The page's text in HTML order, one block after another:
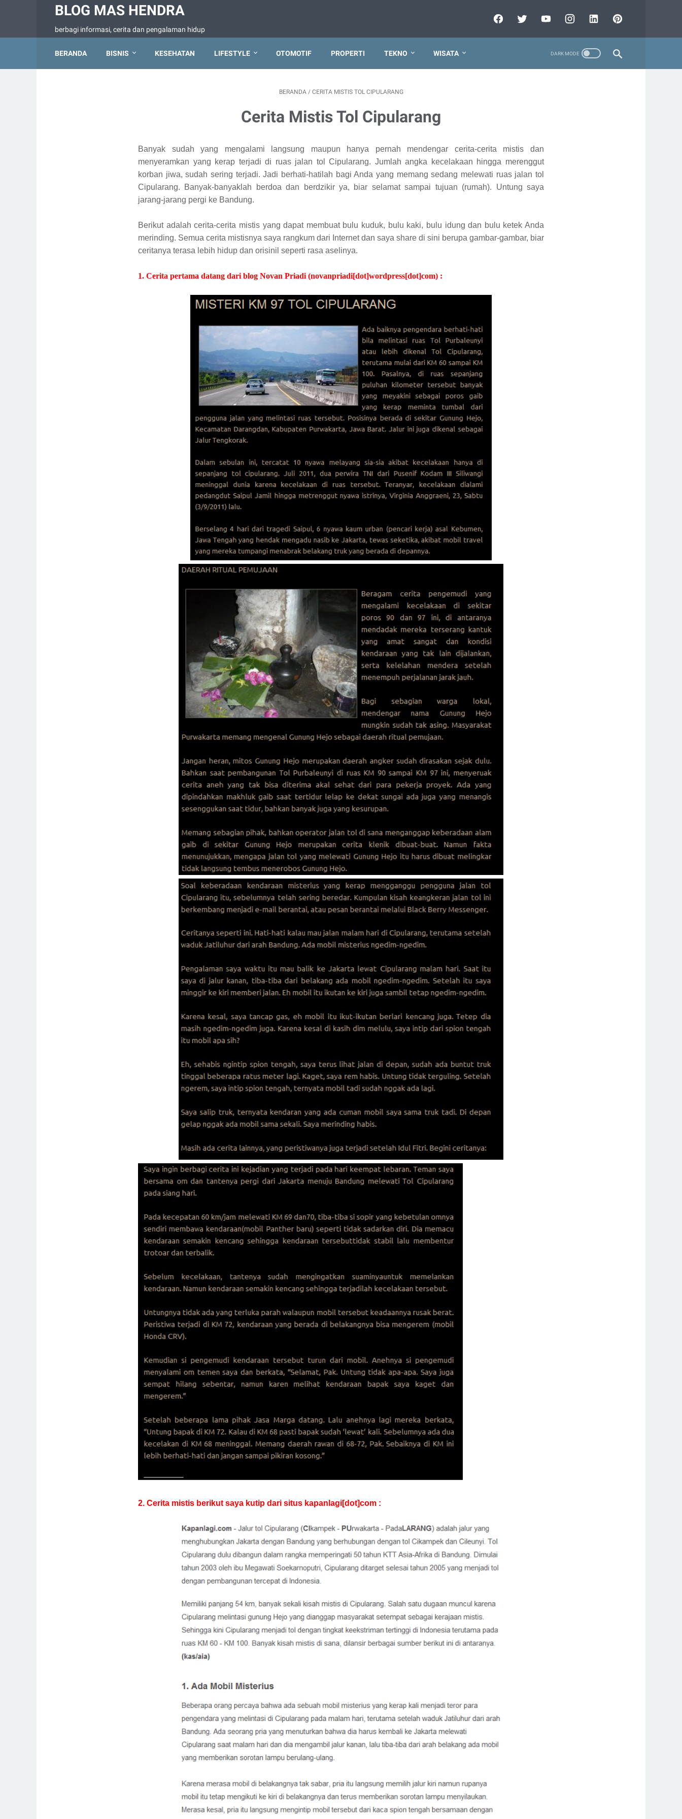
BLOG MAS HENDRA
berbagi informasi, cerita dan pengalaman hidup
BERANDA BISNIS KESEHATAN LIFESTYLE OTOMOTIF PROPERTI TEKNO WISATA
BERANDA / CERITA MISTIS TOL CIPULARANG
Cerita Mistis Tol Cipularang
Banyak sudah yang mengalami langsung maupun hanya pernah mendengar cerita-cerita mistis dan
menyeramkan yang kerap terjadi di ruas jalan tol Cipularang. Jumlah angka kecelakaan hingga merenggut
korban jiwa, sudah sering terjadi. Jadi berhati-hatilah bagi Anda yang memang sedang melewati ruas jalan tol
Cipularang. Banyak-banyaklah berdoa dan berdzikir ya, biar selamat sampai tujuan (rumah). Untung saya
jarang-jarang pergi ke Bandung.
Berikut adalah cerita-cerita mistis yang dapat membuat bulu kuduk, bulu kaki, bulu idung dan bulu ketek Anda
merinding. Semua cerita mistisnya saya rangkum dari Internet dan saya share di sini berupa gambar-gambar, biar
ceritanya terasa lebih hidup dan orisinil seperti rasa aselinya.
1. Cerita pertama datang dari blog Novan Priadi (novanpriadi[dot]wordpress[dot]com) :
2. Cerita mistis berikut saya kutip dari situs kapanlagi[dot]com :